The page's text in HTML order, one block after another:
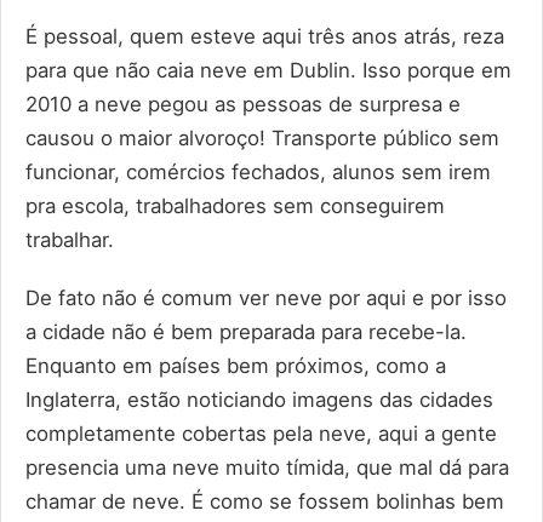
É pessoal, quem esteve aqui três anos atrás, reza
para que não caia neve em Dublin. Isso porque em
2010 a neve pegou as pessoas de surpresa e
causou o maior alvoroço! Transporte público sem
funcionar, comércios fechados, alunos sem irem
pra escola, trabalhadores sem conseguirem
trabalhar.
De fato não é comum ver neve por aqui e por isso
a cidade não é bem preparada para recebe-la.
Enquanto em países bem próximos, como a
Inglaterra, estão noticiando imagens das cidades
completamente cobertas pela neve, aqui a gente
presencia uma neve muito tímida, que mal dá para
chamar de neve. É como se fossem bolinhas bem